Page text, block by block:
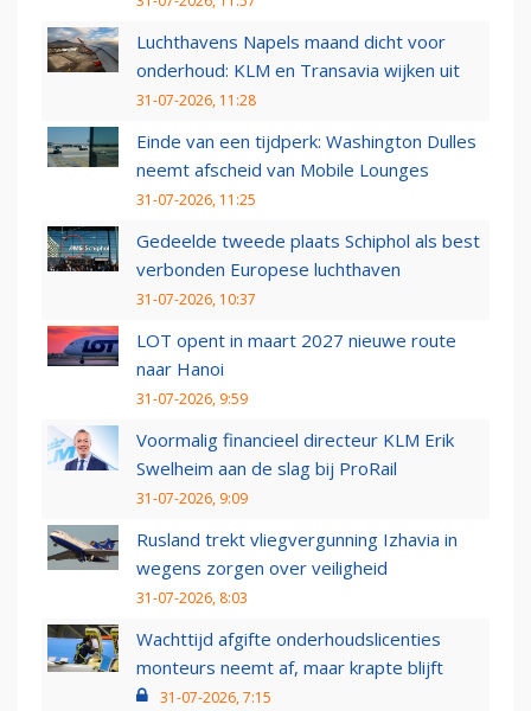
Luchthavens Napels maand dicht voor
onderhoud: KLM en Transavia wijken uit
31-07-2026, 11:28
Einde van een tijdperk: Washington Dulles
neemt afscheid van Mobile Lounges
31-07-2026, 11:25
Gedeelde tweede plaats Schiphol als best
verbonden Europese luchthaven
31-07-2026, 10:37
LOT opent in maart 2027 nieuwe route
naar Hanoi
31-07-2026, 9:59
Voormalig financieel directeur KLM Erik
Swelheim aan de slag bij ProRail
31-07-2026, 9:09
Rusland trekt vliegvergunning Izhavia in
wegens zorgen over veiligheid
31-07-2026, 8:03
Wachttijd afgifte onderhoudslicenties
monteurs neemt af, maar krapte blijft
31-07-2026, 7:15